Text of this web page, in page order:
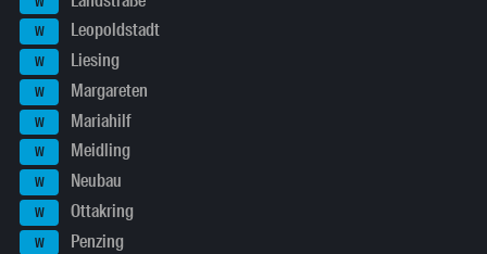
W Leopoldstadt
W Liesing
W Margareten
W Mariahilf
W Meidling
W Neubau
W Ottakring
W Penzing